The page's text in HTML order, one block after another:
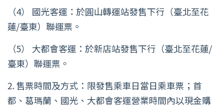
（4） 國光客運：於圓山轉運站發售下行（臺北至花
蓮/臺東）聯運票。
（5） 大都會客運：於新店站發售下行（臺北至花蓮/
臺東）聯運票。
2. 售票時間及方式：限發售乘車日當日乘車票；首
都、葛瑪蘭、國光、大都會客運營業時間內以現金購